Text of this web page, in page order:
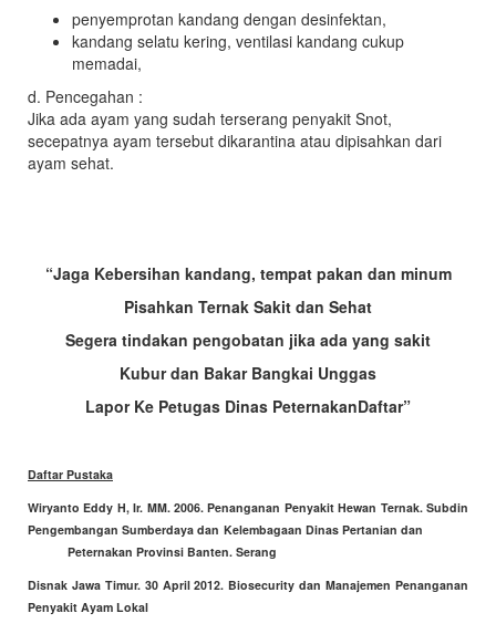
penyemprotan kandang dengan desinfektan,
kandang selatu kering, ventilasi kandang cukup
memadai,
d. Pencegahan :
Jika ada ayam yang sudah terserang penyakit Snot,
secepatnya ayam tersebut dikarantina atau dipisahkan dari
ayam sehat.
“Jaga Kebersihan kandang, tempat pakan dan minum
Pisahkan Ternak Sakit dan Sehat
Segera tindakan pengobatan jika ada yang sakit
Kubur dan Bakar Bangkai Unggas
Lapor Ke Petugas Dinas PeternakanDaftar”
Daftar Pustaka
Wiryanto Eddy H, Ir. MM. 2006. Penanganan Penyakit Hewan Ternak. Subdin
Pengembangan Sumberdaya dan Kelembagaan Dinas Pertanian dan
Peternakan Provinsi Banten. Serang
Disnak Jawa Timur. 30 April 2012. Biosecurity dan Manajemen Penanganan
Penyakit Ayam Lokal